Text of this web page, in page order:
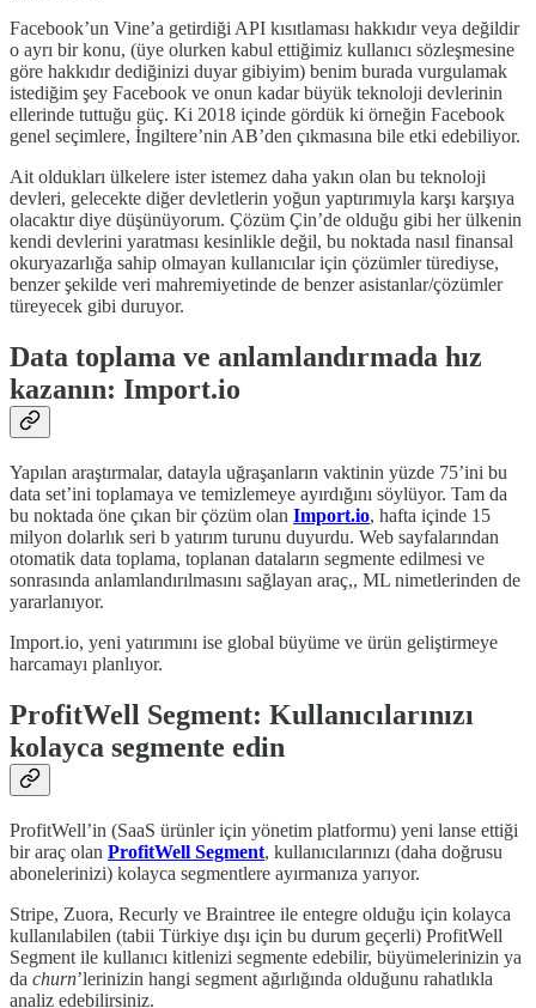
Facebook’un Vine’a getirdiği API kısıtlaması hakkıdır veya değildir
o ayrı bir konu, (üye olurken kabul ettiğimiz kullanıcı sözleşmesine
göre hakkıdır dediğinizi duyar gibiyim) benim burada vurgulamak
istediğim şey Facebook ve onun kadar büyük teknoloji devlerinin
ellerinde tuttuğu güç. Ki 2018 içinde gördük ki örneğin Facebook
genel seçimlere, İngiltere’nin AB’den çıkmasına bile etki edebiliyor.
Ait oldukları ülkelere ister istemez daha yakın olan bu teknoloji
devleri, gelecekte diğer devletlerin yoğun yaptırımıyla karşı karşıya
olacaktır diye düşünüyorum. Çözüm Çin’de olduğu gibi her ülkenin
kendi devlerini yaratması kesinlikle değil, bu noktada nasıl finansal
okuryazarlığa sahip olmayan kullanıcılar için çözümler türediyse,
benzer şekilde veri mahremiyetinde de benzer asistanlar/çözümler
türeyecek gibi duruyor.
Data toplama ve anlamlandırmada hız
kazanın: Import.io
Yapılan araştırmalar, datayla uğraşanların vaktinin yüzde 75’ini bu
data set’ini toplamaya ve temizlemeye ayırdığını söylüyor. Tam da
bu noktada öne çıkan bir çözüm olan Import.io, hafta içinde 15
milyon dolarlık seri b yatırım turunu duyurdu. Web sayfalarından
otomatik data toplama, toplanan dataların segmente edilmesi ve
sonrasında anlamlandırılmasını sağlayan araç,, ML nimetlerinden de
yararlanıyor.
Import.io, yeni yatırımını ise global büyüme ve ürün geliştirmeye
harcamayı planlıyor.
ProfitWell Segment: Kullanıcılarınızı
kolayca segmente edin
ProfitWell’in (SaaS ürünler için yönetim platformu) yeni lanse ettiği
bir araç olan ProfitWell Segment, kullanıcılarınızı (daha doğrusu
abonelerinizi) kolayca segmentlere ayırmanıza yarıyor.
Stripe, Zuora, Recurly ve Braintree ile entegre olduğu için kolayca
kullanılabilen (tabii Türkiye dışı için bu durum geçerli) ProfitWell
Segment ile kullanıcı kitlenizi segmente edebilir, büyümelerinizin ya
da churn’lerinizin hangi segment ağırlığında olduğunu rahatlıkla
analiz edebilirsiniz.